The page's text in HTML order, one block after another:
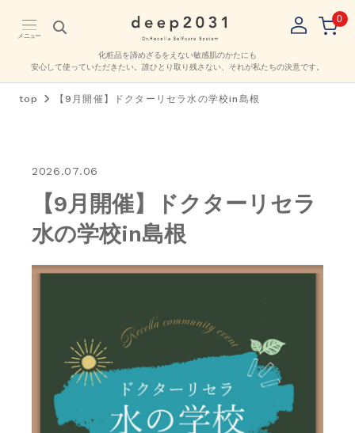
メニュー
0
化粧品を諦めざるをえない敏感肌のかたにも
安心して使っていただきたい。 誰ひとり取り残さない、それが私たちの決意です。
top 【9月開催】ドクターリセラ水の学校in島根
2026.07.06
【9月開催】ドクターリセラ
水の学校in島根